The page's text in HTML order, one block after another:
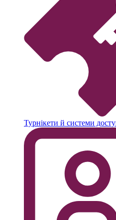
Турнікети й системи